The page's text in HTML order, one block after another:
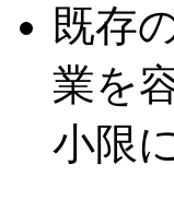
既存
業を
小限